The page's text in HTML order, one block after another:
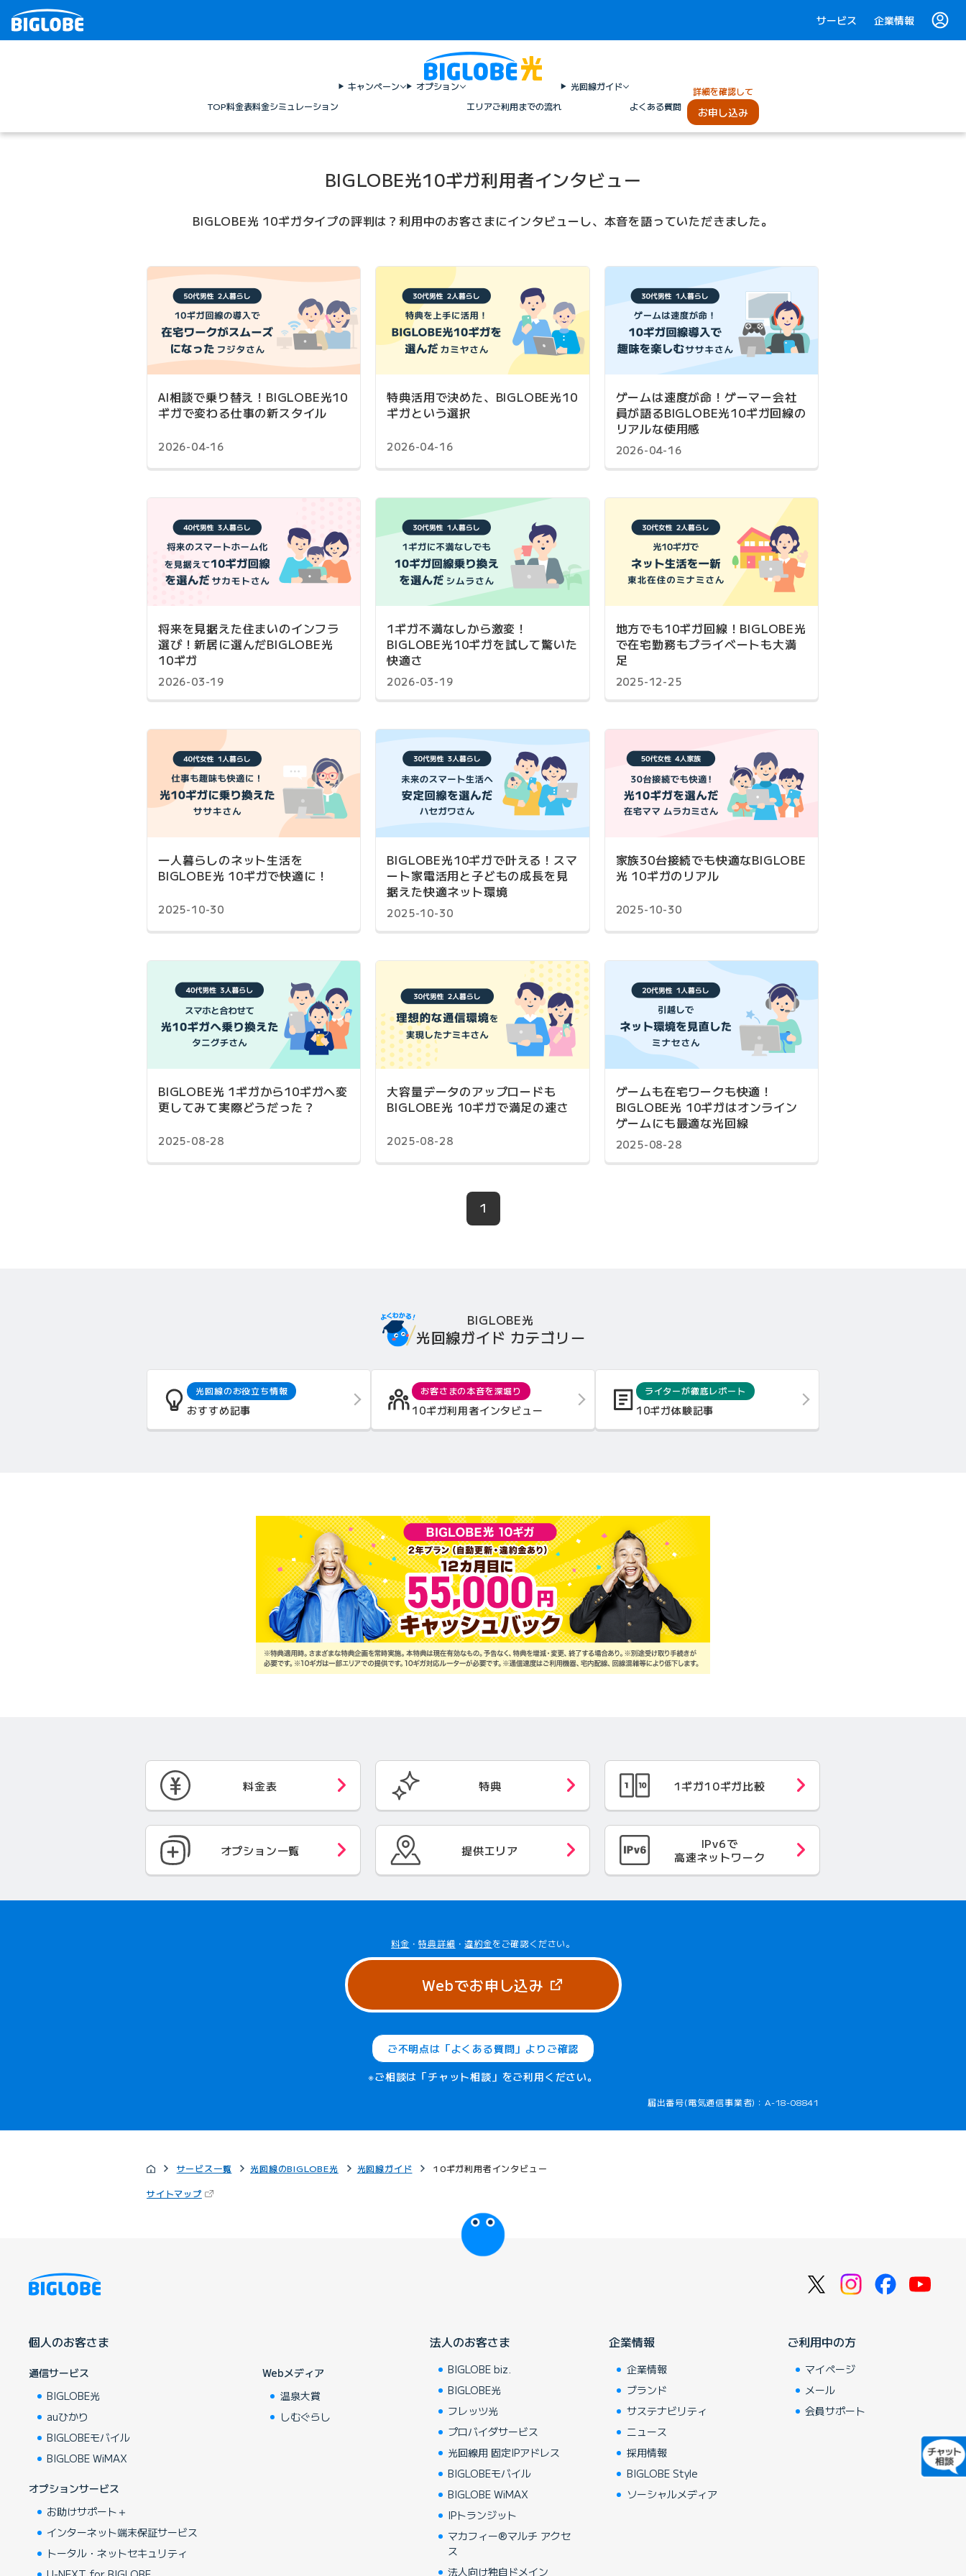
サービス 企業情報
TOP料金表料金シミュレーション
キャンペーン
オプション
エリアご利用までの流れ
光回線ガイド
よくある質問
詳細を確認して
お申し込み
BIGLOBE光10ギガ利用者インタビュー
BIGLOBE光 10ギガタイプの評判は？利用中のお客さまにインタビューし、本音を語っていただきました。
AI相談で乗り替え！BIGLOBE光10
ギガで変わる仕事の新スタイル
2026-04-16
特典活用で決めた、BIGLOBE光10
ギガという選択
2026-04-16
ゲームは速度が命！ゲーマー会社
員が語るBIGLOBE光10ギガ回線の
リアルな使用感
2026-04-16
将来を見据えた住まいのインフラ
選び！新居に選んだBIGLOBE光
10ギガ
2026-03-19
1ギガ不満なしから激変！
BIGLOBE光10ギガを試して驚いた
快適さ
2026-03-19
地方でも10ギガ回線！BIGLOBE光
で在宅勤務もプライベートも大満
足
2025-12-25
一人暮らしのネット生活を
BIGLOBE光 10ギガで快適に！
2025-10-30
BIGLOBE光10ギガで叶える！スマ
ート家電活用と子どもの成長を見
据えた快適ネット環境
2025-10-30
家族30台接続でも快適なBIGLOBE
光 10ギガのリアル
2025-10-30
BIGLOBE光 1ギガから10ギガへ変
更してみて実際どうだった？
2025-08-28
大容量データのアップロードも
BIGLOBE光 10ギガで満足の速さ
2025-08-28
ゲームも在宅ワークも快適！
BIGLOBE光 10ギガはオンライン
ゲームにも最適な光回線
2025-08-28
1
BIGLOBE光
光回線ガイド カテゴリー
光回線のお役立ち情報
おすすめ記事
お客さまの本音を深堀り
10ギガ利用者インタビュー
ライターが徹底レポート
10ギガ体験記事
料金表 特典 1ギガ10ギガ比較
オプション一覧 提供エリア
IPv6で
高速ネットワーク
料金 ・特典詳細 ・違約金をご確認ください。
Webでお申し込み （新しいタブで開きます）
ご不明点は「よくある質問」よりご確認
※ご相談は「チャット相談」をご利用ください。
届出番号(電気通信事業者)：A-18-08841
サービス一覧 光回線のBIGLOBE光 光回線ガイド 10ギガ利用者インタビュー
サイトマップ（新しいタブで開きます）
びっぷるのページ
個人のお客さま
通信サービス
BIGLOBE光
auひかり
BIGLOBEモバイル
BIGLOBE WiMAX
オプションサービス
お助けサポート＋
インターネット端末保証サービス
トータル・ネットセキュリティ
Webメディア
温泉大賞
しむぐらし
法人のお客さま
BIGLOBE biz.
BIGLOBE光
フレッツ光
プロバイダサービス
光回線用 固定IPアドレス
BIGLOBEモバイル
BIGLOBE WiMAX
IPトランジット
マカフィー®マルチ アクセ
ス
法人向け独自ドメイン
企業情報
企業情報
ブランド
サステナビリティ
ニュース
採用情報
BIGLOBE Style
ソーシャルメディア
ご利用中の方
マイページ
メール
会員サポート